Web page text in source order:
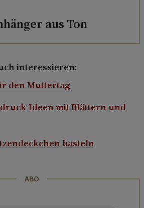
aus Ton
interessieren:
den Muttertag
Ideen mit Blättern und
basteln
ABO